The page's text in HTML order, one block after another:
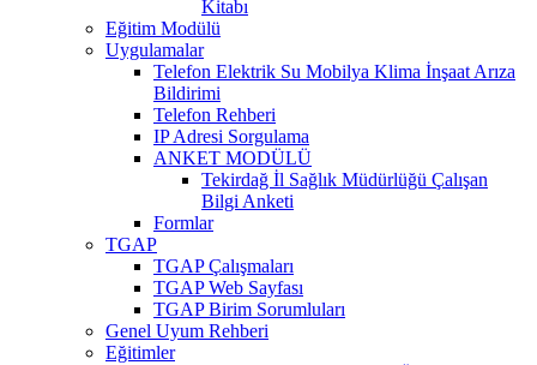
Kitabı
Eğitim Modülü
Uygulamalar
Telefon Elektrik Su Mobilya Klima İnşaat Arıza
Bildirimi
Telefon Rehberi
IP Adresi Sorgulama
ANKET MODÜLÜ
Tekirdağ İl Sağlık Müdürlüğü Çalışan
Bilgi Anketi
Formlar
TGAP
TGAP Çalışmaları
TGAP Web Sayfası
TGAP Birim Sorumluları
Genel Uyum Rehberi
Eğitimler